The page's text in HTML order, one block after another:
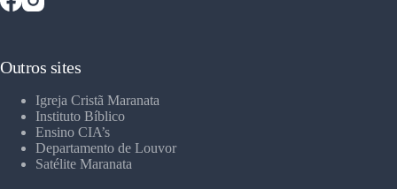
Outros sites
Igreja Cristã Maranata
Instituto Bíblico
Ensino CIA’s
Departamento de Louvor
Satélite Maranata